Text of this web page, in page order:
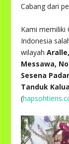
Cabang dari
Kami memiliki
Indonesia
wilayah
Messawa,
Sesena
Tanduk
(